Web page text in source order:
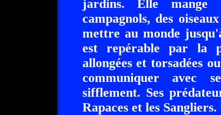
jardins. Elle mange
campagnols, des
mettre au monde
est repérable par la
allongées et torsadées
communiquer avec
sifflement. Ses
Rapaces et les Sangliers.